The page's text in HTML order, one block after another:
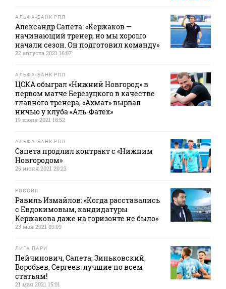
АЛЬФА-БАНК РПЛ
Александр Сапета: «Кержаков —
начинающий тренер, но мы хорошо
начали сезон. Он подготовил команду»
22 августа 2021 16:07
АЛЬФА-БАНК РПЛ
ЦСКА обыграл «Нижний Новгород» в
первом матче Березуцкого в качестве
главного тренера, «Ахмат» вырвал
ничью у клуба «Аль-Фатех»
19 июля 2021 18:52
АЛЬФА-БАНК РПЛ
Сапета продлил контракт с «Нижним
Новгородом»
25 июня 2021 20:23
РОССИЯ
Равиль Измайлов: «Когда расставались
с Евдокимовым, кандидатуры
Кержакова даже на горизонте не было»
23 мая 2021 09:09
ЛИГА ПАРИ
Пейчинович, Сапета, Зиньковский,
Воробьев, Сергеев: лучшие по всем
статьям!
21 мая 2021 15:01